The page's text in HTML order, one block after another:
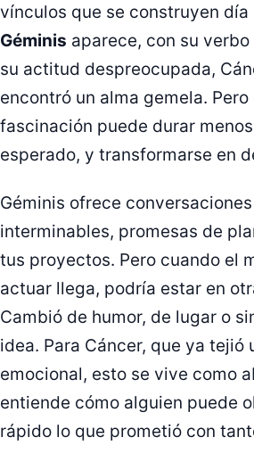
vínculos que se construyen día
Géminis aparece, con su
su actitud despreocupada,
encontró un alma gemela. Pero
fascinación puede durar
esperado, y transformarse en
Géminis ofrece conversaciones
interminables, promesas de
tus proyectos. Pero cuando el
actuar llega, podría estar en
Cambió de humor, de lugar o
idea. Para Cáncer, que ya tejió
emocional, esto se vive como
entiende cómo alguien puede
rápido lo que prometió con